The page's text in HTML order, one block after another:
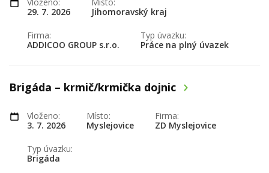
29. 7. 2026
Jihomoravský kraj
Firma:
ADDICOO GROUP s.r.o.
Typ úvazku:
Práce na plný úvazek
Brigáda – krmič/krmička dojnic
Vloženo:
3. 7. 2026
Místo:
Myslejovice
Firma:
ZD Myslejovice
Typ úvazku:
Brigáda